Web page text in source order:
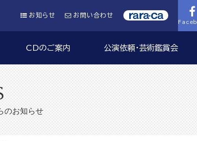
お知らせ お問い合わせ
CDのご案内 公演依頼・芸術鑑賞会
のお知らせ